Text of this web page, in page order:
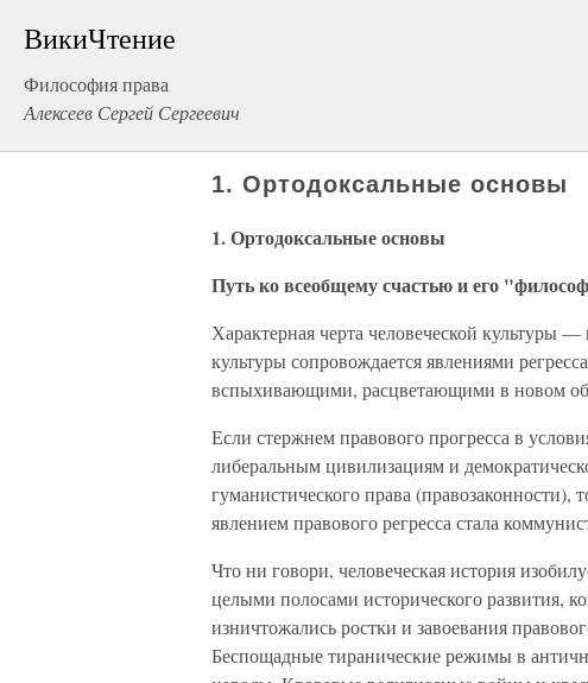
ВикиЧтение
Философия права
Алексеев Сергей Сергеевич
1. Ортодоксальные основы
1. Ортодоксальные основы
Путь ко всеобщему счастью и его
Ха­рактерная черта человеческой культуры —
культуры сопровождается явлениями
вспыхивающими, расцветающими в новом
Если стержнем правового прогресса в
либеральным цивилиза­циям и
гуманистического права
явлением пра­вового регресса стала
Что ни говори, человеческая история
целыми полосами истори­ческого развития,
изничтожались ростки и завоевания
Беспощадные тираниче­ские режимы в